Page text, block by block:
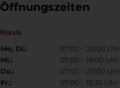
Öffnungszeiten
Praxis
Mo, Di.:
07:00 – 20:00 Uhr
Mi.:
07:00 – 19:00 Uhr
Do.:
07:00 – 20:00 Uhr
Fr.:
07:00 – 15:30 Uhr